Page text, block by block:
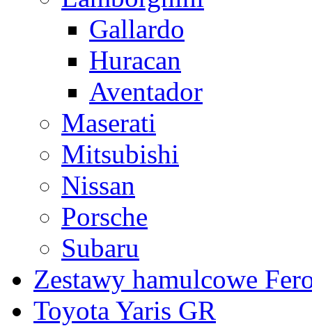
Gallardo
Huracan
Aventador
Maserati
Mitsubishi
Nissan
Porsche
Subaru
Zestawy hamulcowe
Toyota Yaris GR